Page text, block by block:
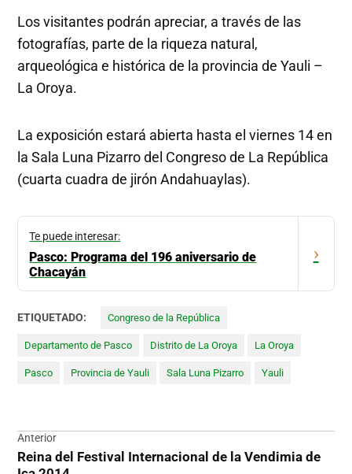
Los visitantes podrán apreciar, a través de las
fotografías, parte de la riqueza natural,
arqueológica e histórica de la provincia de Yauli –
La Oroya.
La exposición estará abierta hasta el viernes 14 en
la Sala Luna Pizarro del Congreso de La República
(cuarta cuadra de jirón Andahuaylas).
Te puede interesar:
Pasco: Programa del 196 aniversario de
Chacayán
›
ETIQUETADO: Congreso de la República
Departamento de Pasco Distrito de La Oroya La Oroya
Pasco Provincia de Yauli Sala Luna Pizarro Yauli
Navegación
de
Anterior
Reina del Festival Internacional de la Vendimia de